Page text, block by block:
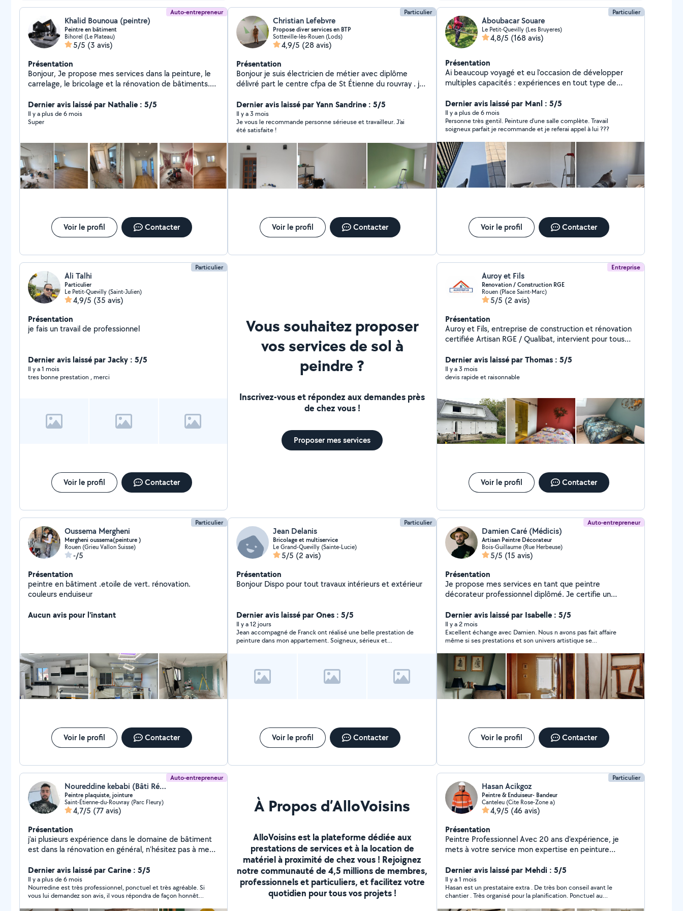
Auto-entrepreneur
Khalid Bounoua (peintre)
Peintre en bâtiment
Bihorel (Le Plateau)
5/5 (3 avis)
Présentation
Bonjour, Je propose mes services dans la peinture, le
carrelage, le bricolage et la rénovation de bâtiments.
de peinture intérieure et extérieure Pose de carrelage,
faïence et sols Petits travaux de bricolage et
réparations Rénovation et finitions diverses Je
le souci du détail. N'hésitez pas à me contacter pour
un devis ou des informations supplémentaires. À
bientôt !
Dernier avis laissé par Nathalie : 5/5
Il y a plus de 6 mois
Super
Voir le profil Contacter
Particulier
Christian Lefebvre
Propose diver services en BTP
Sotteville-lès-Rouen (Lods)
4,9/5 (28 avis)
Présentation
Bonjour je suis électricien de métier avec diplôme
délivré part le centre cfpa de St Étienne du rouvray . je
bande qualico enduit ravalement de façade et divers
autres travaux petite plomberie PVC placo plâtre
revêtement sol PVC parqué flottent suis professionnel
dans mon travail et pour le quel j'ai 7ans d'expérience
en temps que peintre solier polyvalent. je ne donne
pas de prix s'en avoir vue les travaux à réalisés car je ne
suis pas un marchand de tapis voir mes réalisations
pour toute demande ou devis merci de me contacter
je peux justifier que je suis diplômé en électricité sur
Dernier avis laissé par Yann Sandrine : 5/5
Il y a 3 mois
Je vous le recommande personne sérieuse et travailleur. J'ai
été satisfaite !
Voir le profil Contacter
Particulier
Aboubacar Souare
Le Petit-Quevilly (Les Bruyeres)
4,8/5 (168 avis)
Présentation
Ai beaucoup voyagé et eu l'occasion de développer
multiples capacités : expériences en tout type de
travaux d interieur (ménage,renovation ,papier
peints,peinture,plomberie,electricite,installerun tv au
mur) Travaux d exterieur (jardinage,tonte, et enlever
herbes ,tailler et diminuer les haies,jardiner) , aide au
déménagement. . Peux également faire de l'aide à la
personne ( courses, promenade).veuillez me contacter.
Dernier avis laissé par Manl : 5/5
Il y a plus de 6 mois
Personne très gentil. Peinture d'une salle complète. Travail
soigneux parfait je recommande et je referai appel à lui ???
Voir le profil Contacter
Particulier
Ali Talhi
Particulier
Le Petit-Quevilly (Saint-Julien)
4,9/5 (35 avis)
Présentation
je fais un travail de professionnel
Dernier avis laissé par Jacky : 5/5
Il y a 1 mois
tres bonne prestation , merci
Voir le profil Contacter
Vous souhaitez proposer
vos services de sol à
peindre ?
Inscrivez-vous et répondez aux demandes près
de chez vous !
Proposer mes services
Entreprise
Auroy et Fils
Renovation / Construction RGE
Rouen (Place Saint-Marc)
5/5 (2 avis)
Présentation
Auroy et Fils, entreprise de construction et rénovation
certifiée Artisan RGE / Qualibat, intervient pour tous
menuiseries, peinture, carrelage, toiture, isolation et
ravalement. Nous vous accompagnons dans vos
projets avec sérieux, qualité et savoir-faire. Nous
d'accompagner nos clients du début à la fin de leurs
réalisations. N'hésitez à nous contacter sur la
messagerie d'Allo Voisins, nous sommes disponibles et
nous vous répondront le plus rapidement possible.
Dernier avis laissé par Thomas : 5/5
Il y a 3 mois
devis rapide et raisonnable
Voir le profil Contacter
Particulier
Oussema Mergheni
Mergheni oussema(peinture )
Rouen (Grieu Vallon Suisse)
-/5
Présentation
peintre en bâtiment .etoile de vert. rénovation.
couleurs enduiseur
Aucun avis pour l'instant
Voir le profil Contacter
Particulier
Jean Delanis
Bricolage et multiservice
Le Grand-Quevilly (Sainte-Lucie)
5/5 (2 avis)
Présentation
Bonjour Dispo pour tout travaux intérieurs et extérieur
Dernier avis laissé par Ones : 5/5
Il y a 12 jours
Jean accompagné de Franck ont réalisé une belle prestation de
peinture dans mon appartement. Soigneux, sérieux et
Voir le profil Contacter
Auto-entrepreneur
Damien Caré (Médicis)
Artisan Peintre Décorateur
Bois-Guillaume (Rue Herbeuse)
5/5 (15 avis)
Présentation
Je propose mes services en tant que peintre
décorateur professionnel diplômé. Je certifie un
budgets Vous trouverez mes tarifs pour un large choix
de prestations, possibilité de transformer vos espaces
de A à Z Mes prestations : - Peinture de finition : à
partir de 9/m² - Ravalement de façade - Peinture à la
chaux - Stucco - Béton ciré - Tadelakt traditionnel -
Ornementation - Moulures, corniche et rosace -
Imitation de rouille - Imitation de marbre - Imitation de
pierre - Fresque / Tableau - Relooking de mobilier - Iso /
placo - Pose de revêtements sol et mural - Décoration
alentours (+120km) inclus Paris, Caen, Amiens, Le
Havre, Beauvais, Évreux, Deauville. Mots clés : Peinture
/ Décoration / Rénovation / Art
Dernier avis laissé par Isabelle : 5/5
Il y a 2 mois
Excellent échange avec Damien. Nous n avons pas fait affaire
même si ses prestations et son univers artistique se
découvrir sa galerie photos .
Voir le profil Contacter
Auto-entrepreneur
Noureddine kebabi (Bâti Rénov76)
Peintre plaquiste, jointure
Saint-Étienne-du-Rouvray (Parc Fleury)
4,7/5 (77 avis)
Présentation
j'ai plusieurs expérience dans le domaine de bâtiment
est dans la rénovation en général, n'hésitez pas à me
bandes, rattisage des murs +la peinture rouleau ou
avec un pistolet pose parquet est carrelage.pose
cuisine ....ext.) je suis à votre service pour vous faire
profiter de mon dynamisme est mon savoir faire.
Dernier avis laissé par Carine : 5/5
Il y a plus de 6 mois
Nourredine est très professionnel, ponctuel et très agréable. Si
vous lui demandez son avis, il vous répondra de façon honnête.
À Propos d’AlloVoisins
AlloVoisins est la plateforme dédiée aux
prestations de services et à la location de
matériel à proximité de chez vous ! Rejoignez
notre communauté de 4,5 millions de membres,
professionnels et particuliers, et facilitez votre
quotidien pour tous vos projets !
Particulier
Hasan Acikgoz
Peintre & Enduiseur- Bandeur
Canteleu (Cite Rose-Zone a)
4,9/5 (46 avis)
Présentation
Peintre Professionnel Avec 20 ans d'expérience, je
mets à votre service mon expertise en peinture
divers types de chantiers, qu'il s'agisse de rénovations,
de constructions neuves ou de réhabilitations.
Compétences et Services Proposés : Enduit projeté :
Une application rapide et homogène pour une finition
Dernier avis laissé par Mehdi : 5/5
Il y a 1 mois
Hasan est un prestataire extra . De très bon conseil avant le
chantier . Très organisé pour la planification. Ponctuel au